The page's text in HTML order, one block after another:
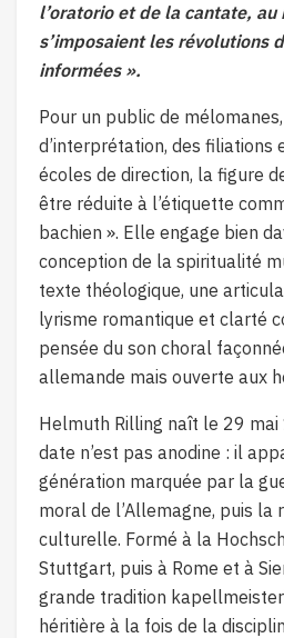
l’oratorio et de la cantate, au
s’imposaient les révolutions
informées ».
Pour un public de
d’interprétation, des filiations
écoles de direction, la figure
être réduite à l’étiquette
bachien ». Elle engage bien
conception de la spiritualité
texte théologique, une
lyrisme romantique et clarté
pensée du son choral
allemande mais ouverte aux
Helmuth Rilling naît le 29
date n’est pas anodine : il
génération marquée par la
moral de l’Allemagne, puis la
culturelle. Formé à la
Stuttgart, puis à Rome et à
grande tradition
héritière à la fois de la